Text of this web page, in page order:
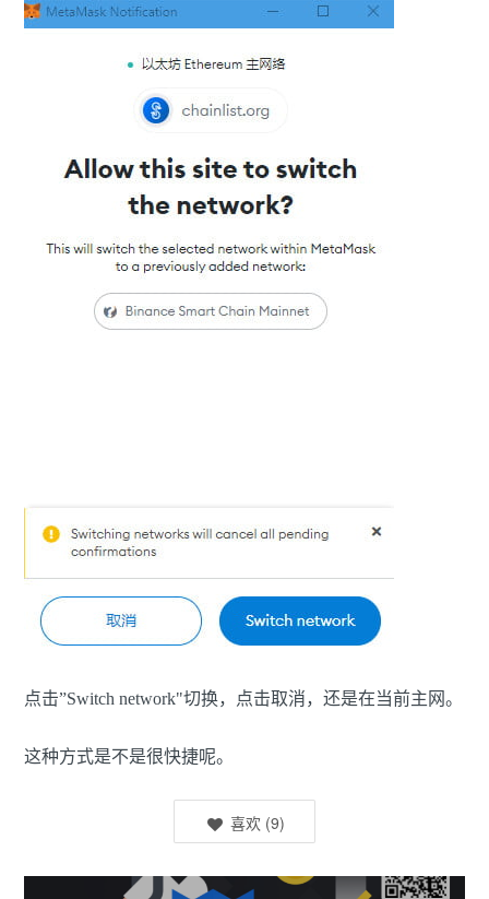
点击”Switch network"切换，点击取消，还是在当前主网。
这种方式是不是很快捷呢。
喜欢 (9)